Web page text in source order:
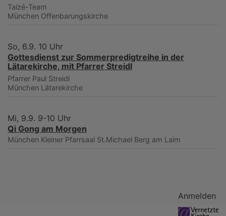
Taizé-Team
München Offenbarungskirche
So, 6.9. 10 Uhr
Gottesdienst zur Sommerpredigtreihe in der
Lätarekirche, mit Pfarrer Streidl
Pfarrer Paul Streidl
München Lätarekirche
Mi, 9.9. 9-10 Uhr
Qi Gong am Morgen
München Kleiner Pfarrsaal St.Michael Berg am Laim
Anmelden